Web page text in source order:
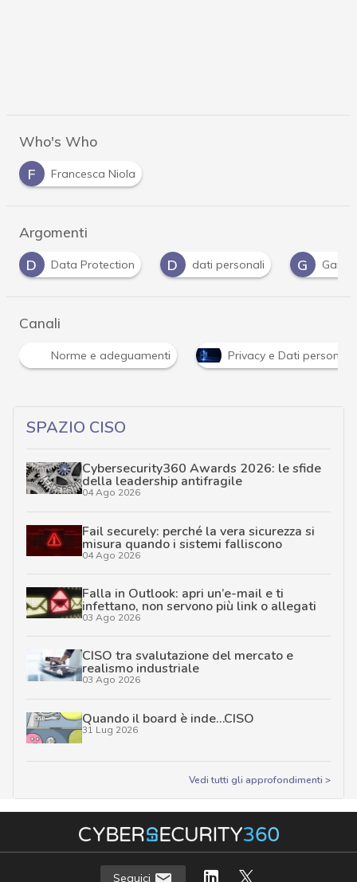
Who's Who
F
Francesca Niola
Argomenti
D
dati personali G Garante Privacy G Gdpr
Canali
Norme e adeguamenti Privacy e Dati personali
SPAZIO CISO
Cybersecurity360 Awards 2026: le sfide
della leadership antifragile
04 Ago 2026
Fail securely: perché la vera sicurezza si
misura quando i sistemi falliscono
04 Ago 2026
Falla in Outlook: apri un’e-mail e ti
infettano, non servono più link o allegati
03 Ago 2026
CISO tra svalutazione del mercato e
realismo industriale
03 Ago 2026
Quando il board è inde…CISO
31 Lug 2026
Vedi tutti gli approfondimenti >
Seguici